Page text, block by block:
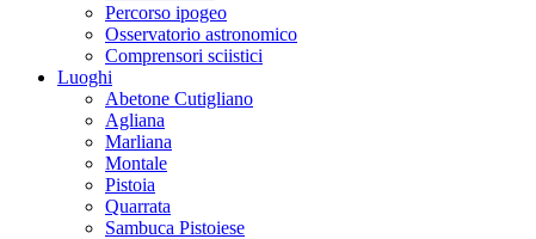
Percorso ipogeo
Osservatorio astronomico
Comprensori sciistici
Luoghi
Abetone Cutigliano
Agliana
Marliana
Montale
Pistoia
Quarrata
Sambuca Pistoiese